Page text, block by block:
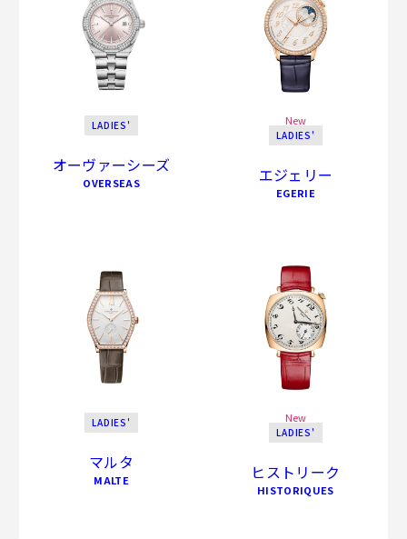
LADIES'
オーヴァーシーズ
OVERSEAS
New
LADIES'
エジェリー
EGERIE
LADIES'
マルタ
MALTE
New
LADIES'
ヒストリーク
HISTORIQUES